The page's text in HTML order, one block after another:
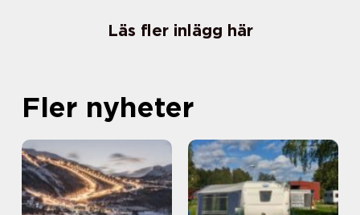
Läs fler inlägg här
Fler nyheter